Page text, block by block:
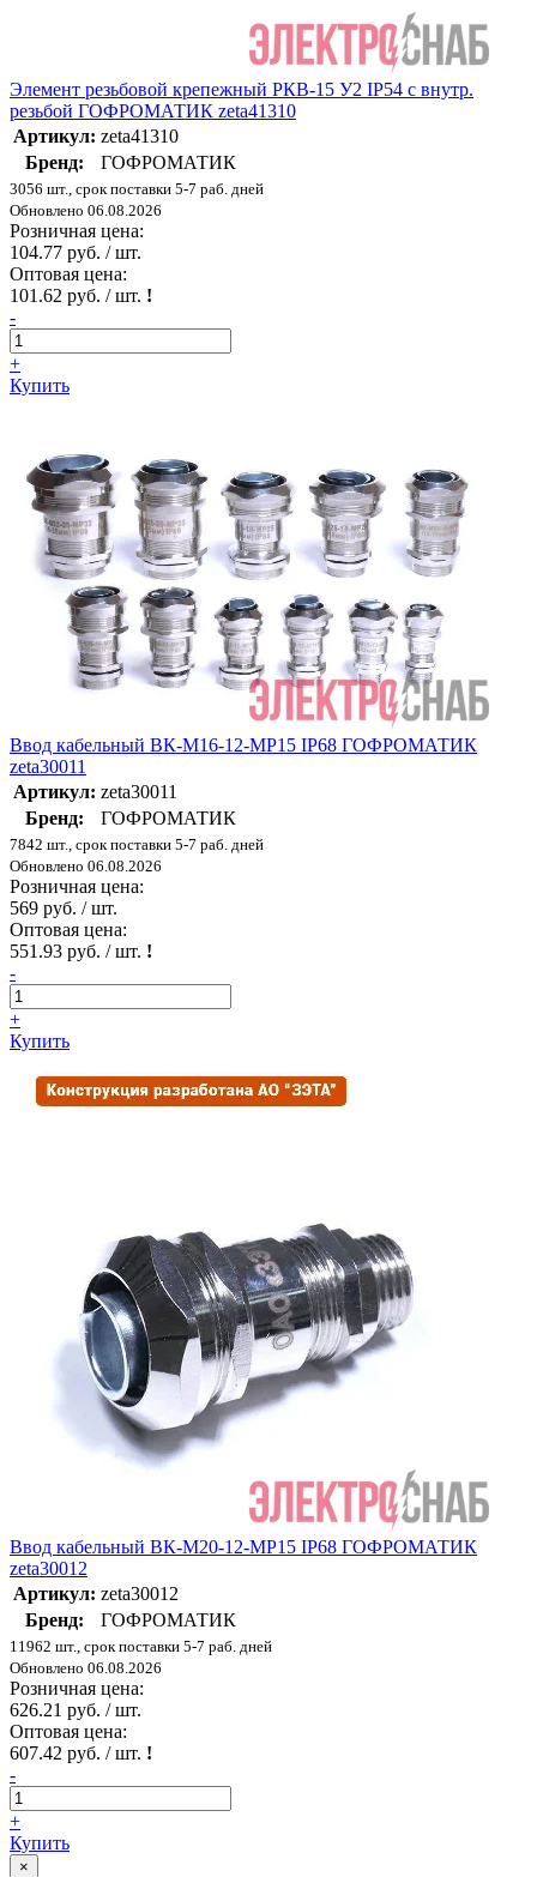
Элемент резьбовой крепежный РКВ-15 У2 IP54 с внутр.
резьбой ГОФРОМАТИК zeta41310
Артикул: zeta41310
Бренд:
ГОФРОМАТИК
3056 шт., срок поставки 5-7 раб. дней
Обновлено 06.08.2026
Розничная цена:
104.77 руб. / шт.
Оптовая цена:
101.62 руб. / шт. !
-
+
Купить
Ввод кабельный ВК-М16-12-МР15 IP68 ГОФРОМАТИК
zeta30011
Артикул: zeta30011
Бренд:
ГОФРОМАТИК
7842 шт., срок поставки 5-7 раб. дней
Обновлено 06.08.2026
Розничная цена:
569 руб. / шт.
Оптовая цена:
551.93 руб. / шт. !
-
+
Купить
Ввод кабельный ВК-М20-12-МР15 IP68 ГОФРОМАТИК
zeta30012
Артикул: zeta30012
Бренд:
ГОФРОМАТИК
11962 шт., срок поставки 5-7 раб. дней
Обновлено 06.08.2026
Розничная цена:
626.21 руб. / шт.
Оптовая цена:
607.42 руб. / шт. !
-
+
Купить
×